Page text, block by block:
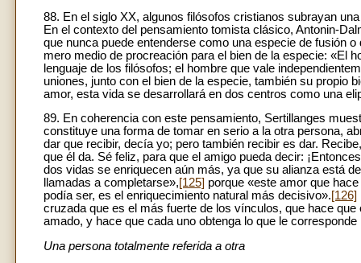
88. En el siglo XX, algunos filósofos cristianos subrayan
En el contexto del pensamiento tomista clásico, Antonin-
que nunca puede entenderse como una especie de fusión
mero medio de procreación para el bien de la especie: «El
lenguaje de los filósofos; el hombre que vale
uniones, junto con el bien de la especie, también su propio
amor, esta vida se desarrollará en dos centros como una
89. En coherencia con este pensamiento, Sertillanges
constituye una forma de tomar en serio a la otra persona,
dar que recibir, decía yo; pero también recibir es dar.
que él da. Sé feliz, para que el amigo pueda decir:
dos vidas se enriquecen aún más, ya que su alianza está
llamadas a completarse»,[125] porque «este amor que
podía ser, es el enriquecimiento natural más decisivo».[126]
cruzada que es el más fuerte de los vínculos, que hace
amado, y hace que cada uno obtenga lo que le
Una persona totalmente referida a otra